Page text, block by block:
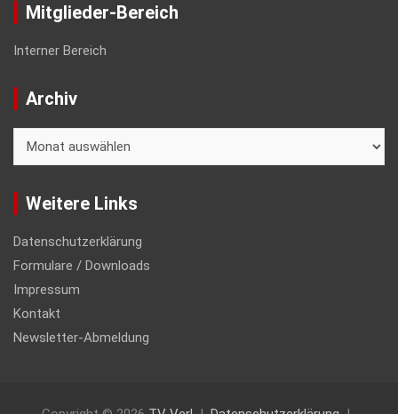
Mitglieder-Bereich
Interner Bereich
Archiv
Weitere Links
Datenschutzerklärung
Formulare / Downloads
Impressum
Kontakt
Newsletter-Abmeldung